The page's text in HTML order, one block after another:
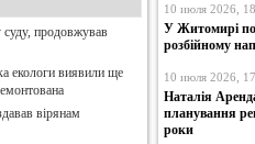
продовжував
екологи виявили ще
вірянам
10 июля 2026,
У Житомирі
розбійному
10 июля 2026,
Наталія
планування
роки